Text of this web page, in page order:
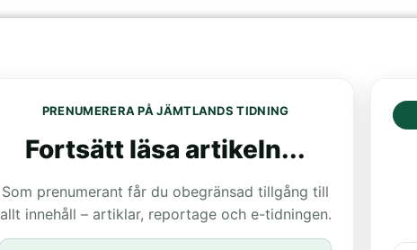
PRENUMERERA PÅ JÄMTLANDS TIDNING
Fortsätt läsa artikeln...
Som prenumerant får du obegränsad tillgång till
allt innehåll – artiklar, reportage och e-tidningen.